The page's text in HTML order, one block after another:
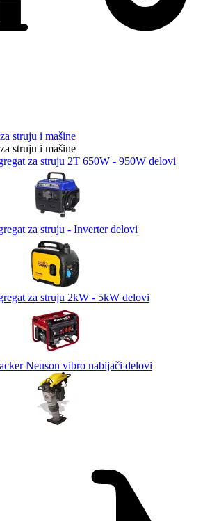
struju i mašine
struju i mašine
za struju 2T 650W - 950W delovi
za struju - Inverter delovi
za struju 2kW - 5kW delovi
Neuson vibro nabijači delovi